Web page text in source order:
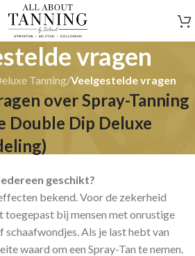
vragen
Tanning/Veelgestelde vragen
over Spray-Tanning
Double Dip Deluxe
geschikt?
bekend. Voor de zekerheid
toegepast bij mensen met onrustige
schaafwondjes. Als je last hebt van
waard om een Spray-Tan te nemen.